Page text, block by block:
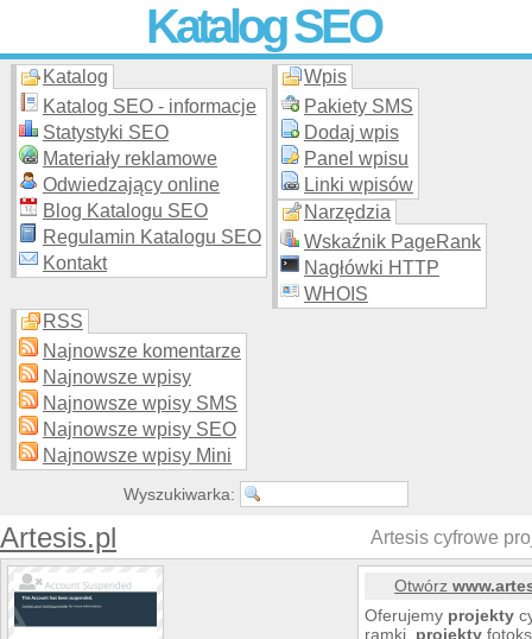
Katalog SEO
Skuteczna i promocja stron WWW –
moderowanego katalogu za darmo!
Katalog
Katalog SEO - informacje
Statystyki SEO
Materiały reklamowe
Odwiedzający online
Blog Katalogu SEO
Regulamin Katalogu SEO
Kontakt
Wpis
Pakiety SMS
Dodaj wpis
Panel wpisu
Linki wpisów
Narzędzia
Wskaźnik PageRank
Nagłówki HTTP
WHOIS
RSS
Najnowsze komentarze
Najnowsze wpisy
Najnowsze wpisy SMS
Najnowsze wpisy SEO
Najnowsze wpisy Mini
Wyszukiwarka:
Artesis.pl Artesis cyfrowe
Otwórz
Oferujemy projekty
ramki, projekty